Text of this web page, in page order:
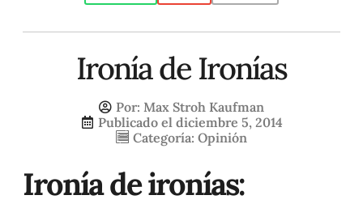
Ironía de Ironías
Por: Max Stroh Kaufman
Publicado el diciembre 5, 2014
Categoría: Opinión
Ironía de ironías: